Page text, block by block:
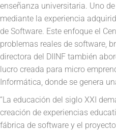
enseñanza universitaria. Uno
mediante la experiencia
de Software. Este enfoque el
problemas reales de software,
directora del DIINF también
lucro creada para micro
Informática, donde se genera
“La educación del siglo XXI
creación de experiencias
fábrica de software y el